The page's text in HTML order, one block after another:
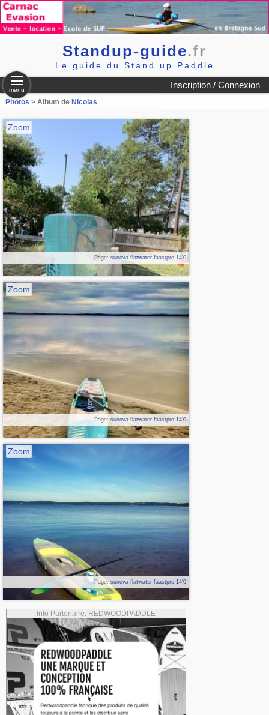
Standup-guide.fr
Le guide du Stand up Paddle
Inscription / Connexion
menu
Photos > Album de Nicolas
Zoom
Page: sunova flatwater faastpro 14'0
Zoom
Page: sunova flatwater faastpro 14'0
Zoom
Page: sunova flatwater faastpro 14'0
Info Partenaire: REDWOODPADDLE